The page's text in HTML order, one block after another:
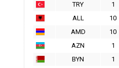
TRY
1
ALL
10
AMD
10
AZN
1
BYN
1